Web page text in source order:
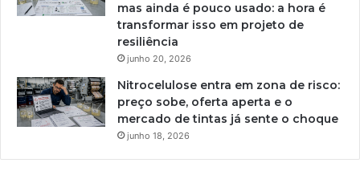
mas ainda é pouco usado: a hora é
transformar isso em projeto de
resiliência
junho 20, 2026
Nitrocelulose entra em zona de risco:
preço sobe, oferta aperta e o
mercado de tintas já sente o choque
junho 18, 2026